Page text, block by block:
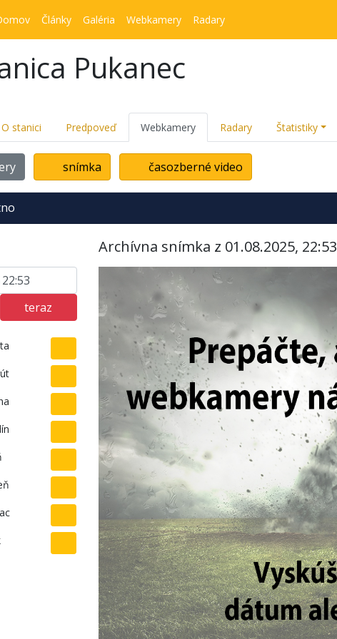
Články Galéria Webkamery Radary
Pukanec
O stanici Predpoveď Webkamery Radary Štatistiky
snímka časozberné video
teraz
Archívna snímka z 01.08.2025, 22:53